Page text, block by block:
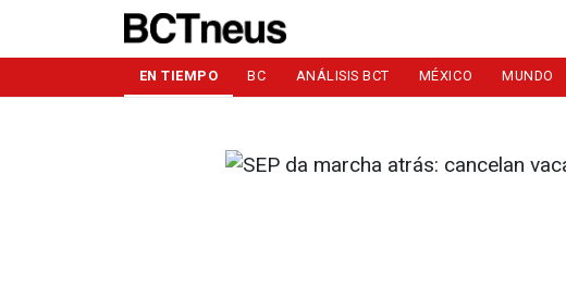
EN TIEMPO BC ANÁLISIS BCT MÉXICO MUNDO